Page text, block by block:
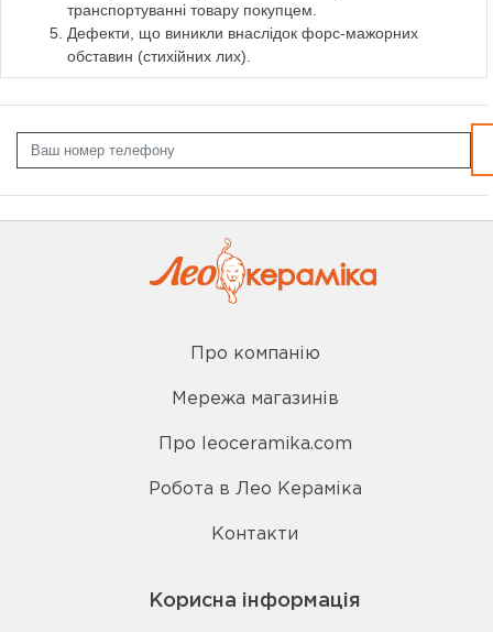
транспортуванні товару покупцем.
Дефекти, що виникли внаслідок форс-мажорних
обставин (стихійних лих).
Про компанію
Мережа магазинів
Про leoceramika.com
Робота в Лео Кераміка
Контакти
Корисна інформація